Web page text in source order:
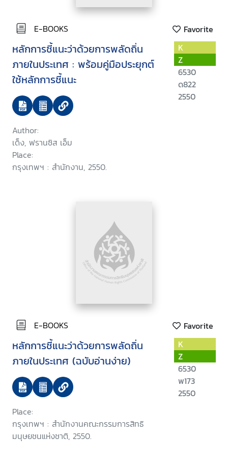
E-BOOKS Favorite
หลักการชี้แนะว่าด้วยการพลัดถิ่น
ภายในประเทศ : พร้อมคู่มือประยุกต์
ใช้หลักการชี้แนะ
Author:
เด็ง, ฟรานซิส เอ็ม
Place:
กรุงเทพฯ : สำนักงาน, 2550.
K
Z
6530
ด822
2550
E-BOOKS Favorite
หลักการชี้แนะว่าด้วยการพลัดถิ่น
ภายในประเทศ (ฉบับอ่านง่าย)
Place:
กรุงเทพฯ : สำนักงานคณะกรรมการสิทธิ
มนุษยชนแห่งชาติ, 2550.
K
Z
6530
พ173
2550